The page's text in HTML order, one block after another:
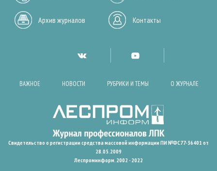
Архив журналов Контакты
ВАЖНОЕ НОВОСТИ РУБРИКИ И ТЕМЫ О ЖУРНАЛЕ
Свидетельство о регистрации средства массовой информации ПИ №ФС77-36401 от
28.05.2009
Леспроминформ. 2002 - 2022